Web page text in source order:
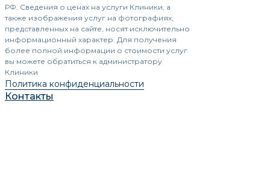
РФ. Сведения о ценах на услуги Клиники, а
также изображения услуг на фотографиях,
представленных на сайте, носят исключительно
информационный характер. Для получения
более полной информации о стоимости услуг
вы можете обратиться к администратору
Клиники
Политика конфиденциальности
Контакты